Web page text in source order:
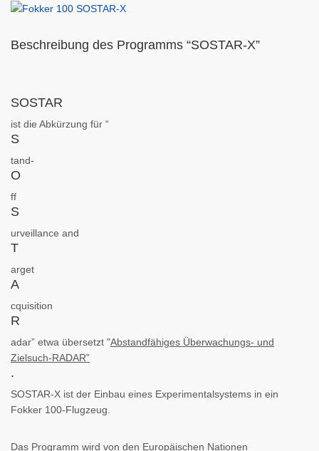
Beschreibung des Programms “SOSTAR-X”
SOSTAR
ist die Abkürzung für “
S
tand-
O
ff
S
urveillance and
T
arget
A
cquisition
R
adar” etwa übersetzt "Abstandfähiges Überwachungs- und
Zielsuch-RADAR”
.
SOSTAR-X ist der Einbau eines Experimentalsystems in ein
Fokker 100-Flugzeug.
Das Programm wird von den Europäischen Nationen